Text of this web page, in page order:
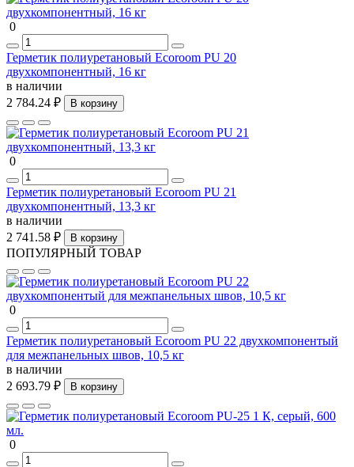
0
Герметик полиуретановый Ecoroom PU 20
двухкомпонентный, 16 кг
в наличии
2 784.24 ₽
В корзину
0
Герметик полиуретановый Ecoroom PU 21
двухкомпонентный, 13,3 кг
в наличии
2 741.58 ₽
В корзину
ПОПУЛЯРНЫЙ ТОВАР
0
Герметик полиуретановый Ecoroom PU 22 двухкомпонентый
для межпанельных швов, 10,5 кг
в наличии
2 693.79 ₽
В корзину
0